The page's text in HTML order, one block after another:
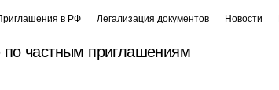
в РФ Легализация документов Новости
частным приглашениям